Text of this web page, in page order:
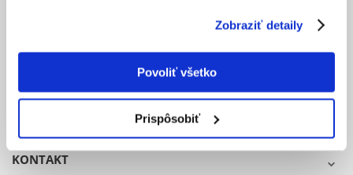
Zobraziť detaily
Povoliť všetko
Prispôsobiť
Vzor reklamačného protokolu
KONTAKT